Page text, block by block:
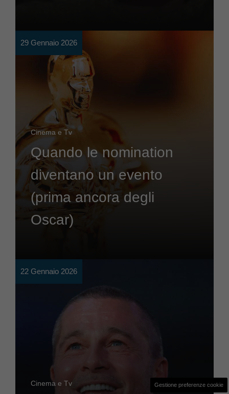
29 Gennaio 2026
Cinema e Tv
Quando le nomination
diventano un evento
(prima ancora degli
Oscar)
22 Gennaio 2026
Cinema e Tv Gestione preferenze cookie